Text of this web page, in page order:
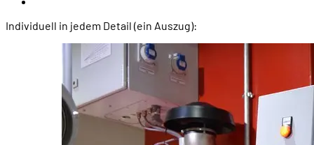
Individuell in jedem Detail (ein Auszug):